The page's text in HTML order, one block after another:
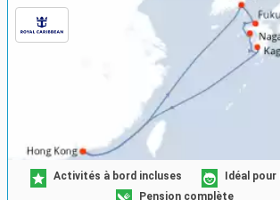
Activités à bord incluses
Idéal
Pension complète